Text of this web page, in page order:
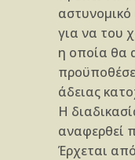
για να του
η οποία θα
άδειας
Η
αναφερθεί
Έρχεται